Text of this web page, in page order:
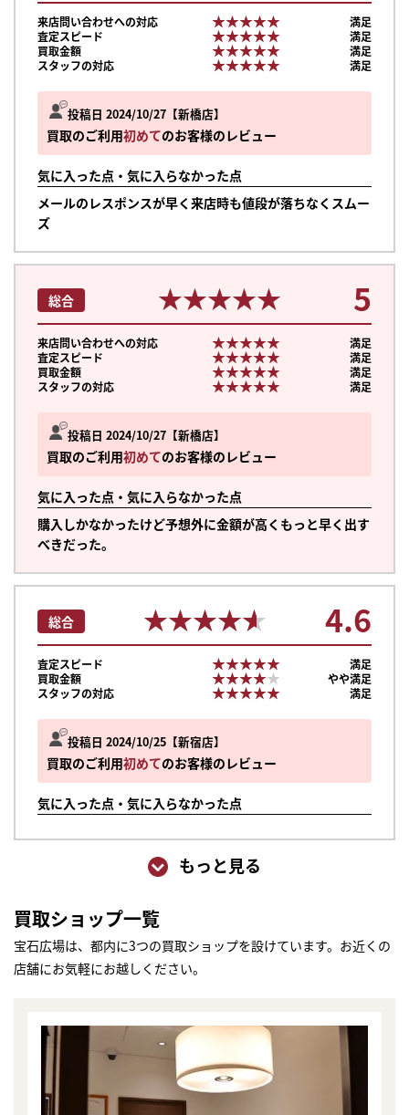
投稿日 2024/10/27 新橋店
買取のご利用初めてのお客様のレビュー
気に入った点・気に入らなかった点
メールのレスポンスが早く来店時も値段が落ちなくスムー
ズ
来店問い合わせへの対応 ★★★★★
★★★★★
満足
査定スピード
★★★★★
★★★★★
満足
買取金額
★★★★★
★★★★★
満足
スタッフの対応
★★★★★
★★★★★ 満足
投稿日 2024/10/27 新橋店
買取のご利用初めてのお客様のレビュー
気に入った点・気に入らなかった点
購入しかなかったけど予想外に金額が高くもっと早く出す
べきだった。
総合 ★★★★★
★★★★★ 5
来店問い合わせへの対応 ★★★★★
★★★★★
満足
査定スピード
★★★★★
★★★★★
満足
買取金額
★★★★★
★★★★★
満足
スタッフの対応
★★★★★
★★★★★ 満足
投稿日 2024/10/25 新宿店
買取のご利用初めてのお客様のレビュー
気に入った点・気に入らなかった点
総合 ★★★★★
★★★★★ 4.6
査定スピード ★★★★★
★★★★★
満足
買取金額
★★★★★
★★★★★
やや満足
スタッフの対応
★★★★★
★★★★★ 満足
もっと見る
買取ショップ一覧
宝石広場は、都内に3つの買取ショップを設けています。お近くの
店舗にお気軽にお越しください。
まずは
かんたん30秒でお試し査定